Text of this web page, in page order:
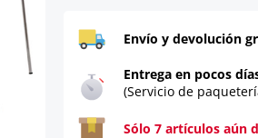
Envío y devolución
Entrega en pocos
(Servicio de
Sólo 7 artículos aún